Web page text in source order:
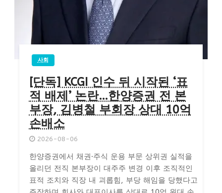
사회
[단독] KCGI 인수 뒤 시작된 ‘표
적 배제’ 논란…한양증권 전 본
부장, 김병철 부회장 상대 10억
손배소
2026-08-06
한양증권에서 채권·주식 운용 부문 상위권 실적을
올리던 전직 본부장이 대주주 변경 이후 조직적인
표적 조치와 직장 내 괴롭힘, 부당 해임을 당했다고